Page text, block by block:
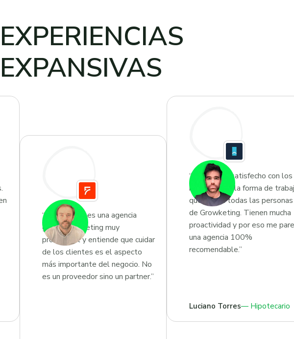
EXPERIENCIAS
EXPANSIVAS
“Growketing es una agencia
growth marketing muy
profesional y entiende que cuidar
de los clientes es el aspecto
más importante del negocio. No
es un proveedor sino un partner.”
“Estoy muy satisfecho con los
resultados y la forma de
que tienen todas las personas
de Growketing. Tienen mucha
proactividad y por eso me
una agencia 100%
recomendable.”
Luciano Torres Hipotecario